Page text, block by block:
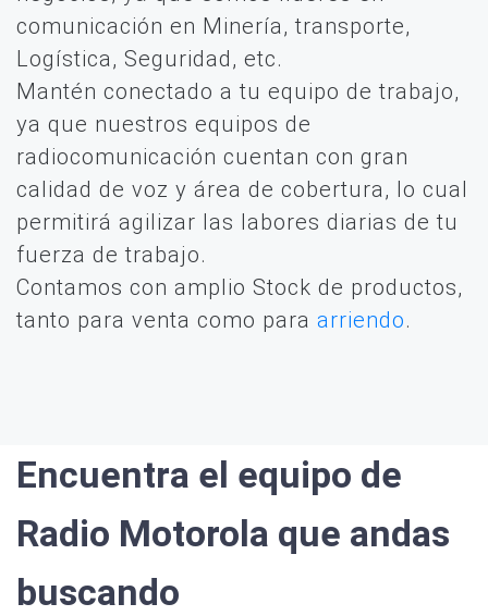
comunicación en Minería, transporte,
Logística, Seguridad, etc.
Mantén conectado a tu equipo de trabajo,
ya que nuestros equipos de
radiocomunicación cuentan con gran
calidad de voz y área de cobertura, lo cual
permitirá agilizar las labores diarias de tu
fuerza de trabajo.
Contamos con amplio Stock de productos,
tanto para venta como para arriendo.
Encuentra el equipo de
Radio Motorola que andas
buscando